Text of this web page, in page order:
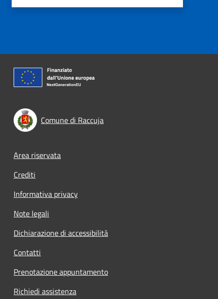
Comune di Raccuja
Footer menu
Area riservata
Crediti
Informativa privacy
Note legali
Dichiarazione di accessibilità
Contatti
Prenotazione appuntamento
Richiedi assistenza